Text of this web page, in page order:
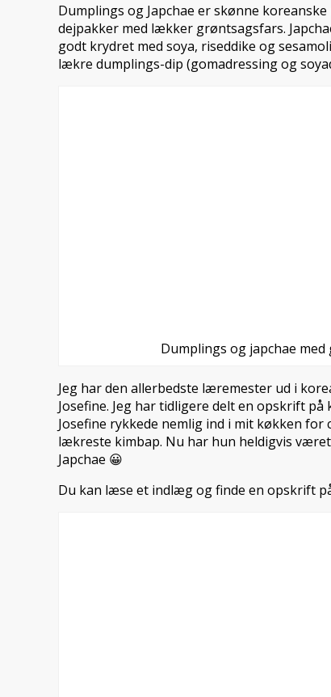
Dumplings og Japchae er skønne
dejpakker med lækker grøntsagsfars.
godt krydret med soya, riseddike og
lækre dumplings-dip (gomadressing og
Dumplings og japchae
Jeg har den allerbedste læremester ud i
Josefine. Jeg har tidligere delt en opskrift
Josefine rykkede nemlig ind i mit køkken for
lækreste kimbap. Nu har hun heldigvis
Japchae 😀
Du kan læse et indlæg og finde en opskrift